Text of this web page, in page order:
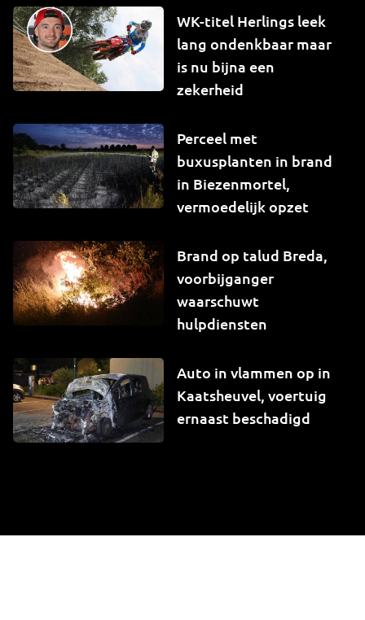
WK-titel Herlings leek
lang ondenkbaar maar
is nu bijna een
zekerheid
Perceel met
buxusplanten in brand
in Biezenmortel,
vermoedelijk opzet
Brand op talud Breda,
voorbijganger
waarschuwt
hulpdiensten
Auto in vlammen op in
Kaatsheuvel, voertuig
ernaast beschadigd